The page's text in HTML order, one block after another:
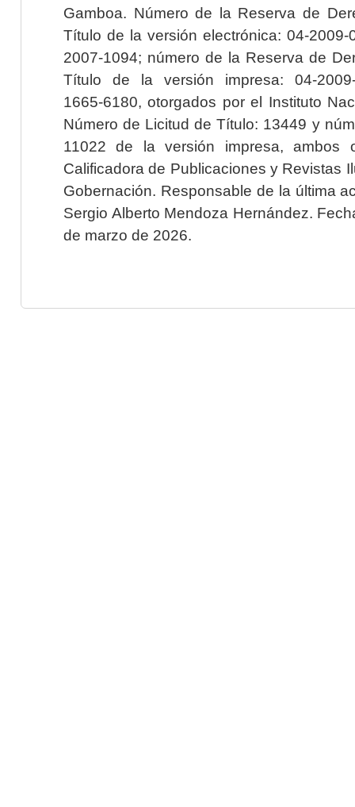
Gamboa. Número de la Reserva de
Título de la versión electrónica: 04-2009-
2007-1094; número de la Reserva de
Título de la versión impresa: 04-2009-
1665-6180, otorgados por el Instituto
Número de Licitud de Título: 13449 y
11022 de la versión impresa, ambos
Calificadora de Publicaciones y Revistas
Gobernación. Responsable de la última
Sergio Alberto Mendoza Hernández.
de marzo de 2026.